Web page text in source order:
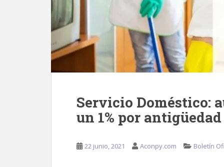
Servicio Doméstico:
un 1% por antigüedad
22 junio, 2021 Aconpy.com Boletín